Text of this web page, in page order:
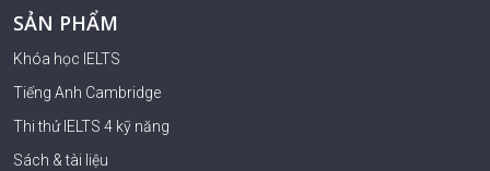
SẢN PHẨM
Khóa học IELTS
Tiếng Anh Cambridge
Thi thử IELTS 4 kỹ năng
Sách & tài liệu